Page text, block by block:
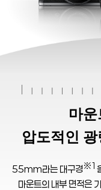
마
압도적인
55mm라는 대구경※1
마운트의 내부 면적은